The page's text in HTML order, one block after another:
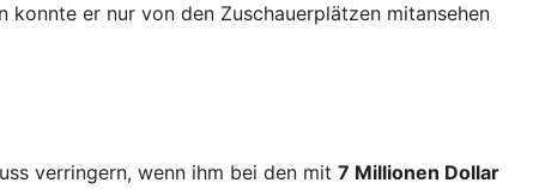
er nur von den Zuschauerplätzen mitansehen
verringern, wenn ihm bei den mit 7 Millionen Dollar